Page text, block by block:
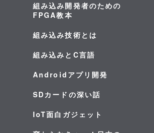
組み込み開発者のための
FPGA教本
組み込み技術とは
組み込みとC言語
Androidアプリ開発
SDカードの深い話
IoT面白ガジェット